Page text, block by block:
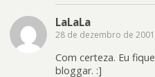
LaLaLa
28 de dezembro de 2001
Com certeza. Eu
bloggar. :]